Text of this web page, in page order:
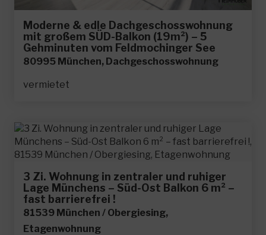
Moderne & edle Dachgeschosswohnung
mit großem SÜD-Balkon (19m²) – 5
Gehminuten vom Feldmochinger See
80995 München, Dachgeschosswohnung
vermietet
3 Zi. Wohnung in zentraler und ruhiger
Lage Münchens – Süd-Ost Balkon 6 m² –
fast barrierefrei !
81539 München / Obergiesing,
Etagenwohnung